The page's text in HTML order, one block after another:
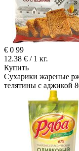
€ 0 99
12.38 € / 1 кг.
Купить
Сухарики жареные
телятины с аджикой